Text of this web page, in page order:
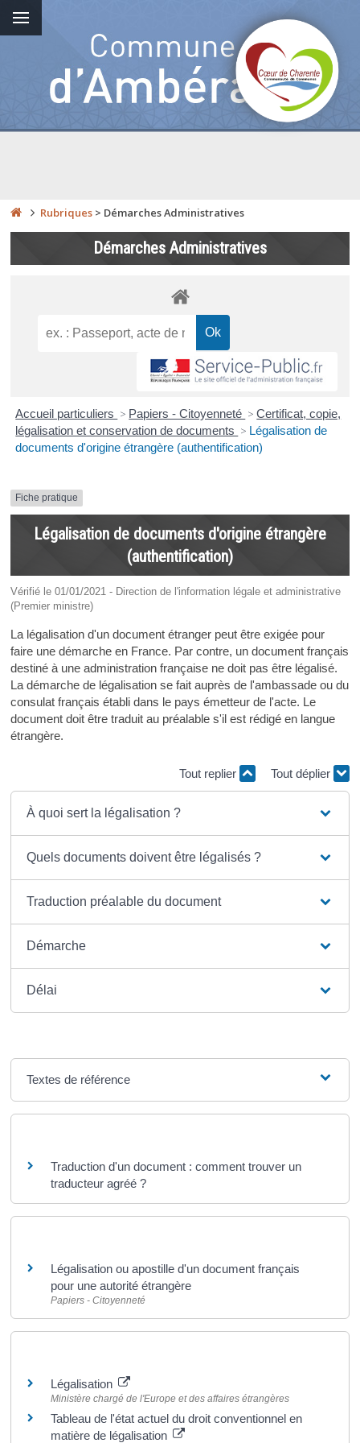
Rubriques > Démarches Administratives
Démarches Administratives
Accueil particuliers > Papiers - Citoyenneté > Certificat, copie,
légalisation et conservation de documents > Légalisation de
documents d'origine étrangère (authentification)
Fiche pratique
Légalisation de documents d'origine étrangère
(authentification)
Vérifié le 01/01/2021 - Direction de l'information légale et administrative
(Premier ministre)
La légalisation d'un document étranger peut être exigée pour
faire une démarche en France. Par contre, un document français
destiné à une administration française ne doit pas être légalisé.
La démarche de légalisation se fait auprès de l'ambassade ou du
consulat français établi dans le pays émetteur de l'acte. Le
document doit être traduit au préalable s'il est rédigé en langue
étrangère.
Tout replier Tout déplier
À quoi sert la légalisation ?
Quels documents doivent être légalisés ?
Traduction préalable du document
Démarche
Délai
Textes de référence
Traduction d'un document : comment trouver un
traducteur agréé ?
Légalisation ou apostille d'un document français
pour une autorité étrangère
Papiers - Citoyenneté
Légalisation
Ministère chargé de l'Europe et des affaires étrangères
Tableau de l'état actuel du droit conventionnel en
matière de légalisation